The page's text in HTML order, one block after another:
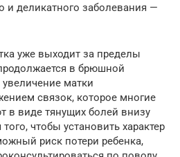
и деликатного заболевания —
уже выходит за пределы
в брюшной
матки
связок, которое многие
виде тянущих болей внизу
чтобы установить характер
риск потери ребенка,